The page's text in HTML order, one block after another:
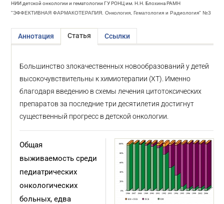
НИИ детской онкологии и гематологии ГУ РОНЦ им. Н.Н. Блохина РАМН
"ЭФФЕКТИВНАЯ ФАРМАКОТЕРАПИЯ. Онкология, Гематология и Радиология" №3
Аннотация Статья Ссылки
Большинство злокачественных новообразований у детей
высокочувствительны к химиотерапии (ХТ). Именно
благодаря введению в схемы лечения цитотоксических
препаратов за последние три десятилетия достигнут
существенный прогресс в детской онкологии.
Общая
выживаемость среди
педиатрических
онкологических
больных, едва